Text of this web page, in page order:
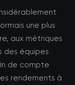
une plus
aux métriques
équipes
de compte
rendements à